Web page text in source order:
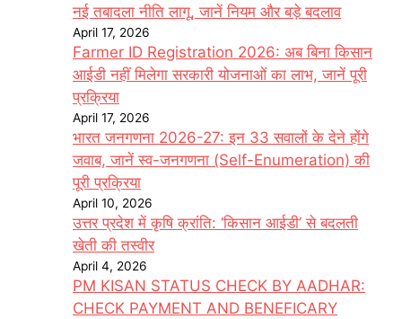
नई तबादला नीति लागू, जानें नियम और बड़े बदलाव
April 17, 2026
Farmer ID Registration 2026: अब बिना किसान
आईडी नहीं मिलेगा सरकारी योजनाओं का लाभ, जानें पूरी
प्रक्रिया
April 17, 2026
भारत जनगणना 2026-27: इन 33 सवालों के देने होंगे
जवाब, जानें स्व-जनगणना (Self-Enumeration) की
पूरी प्रक्रिया
April 10, 2026
उत्तर प्रदेश में कृषि क्रांति: ‘किसान आईडी’ से बदलती
खेती की तस्वीर
April 4, 2026
PM KISAN STATUS CHECK BY AADHAR:
CHECK PAYMENT AND BENEFICARY